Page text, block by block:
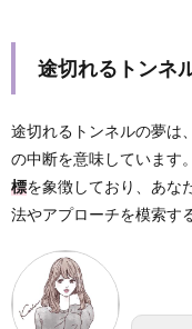
途切れるトンネ
途切れるトンネルの夢は
の中断を意味しています
標を象徴しており、あな
法やアプローチを模索す